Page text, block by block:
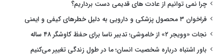
چرا نمی توانیم از عادت های قدیمی دست برداریم؟
فراخوان ۳ محصول پزشکی و دارویی به دلیل خطرهای کیفی و ایمنی
نجات «وویجر ۲» از خاموشی؛ تدبیر ناسا برای حفظ کاوشگر ۴۸ ساله
باور اشتباه درباره شخصیت انسان؛ ما در طول زندگی تغییر می‌کنیم